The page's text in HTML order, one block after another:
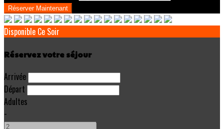
Disponible Ce Soir
Réservez votre séjour
Arrivée
Départ
Adultes
-